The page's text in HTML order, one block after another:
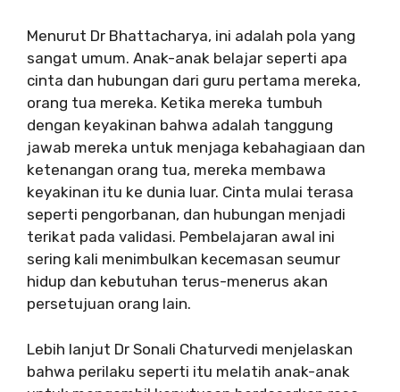
Menurut Dr Bhattacharya, ini adalah pola yang
sangat umum. Anak-anak belajar seperti apa
cinta dan hubungan dari guru pertama mereka,
orang tua mereka. Ketika mereka tumbuh
dengan keyakinan bahwa adalah tanggung
jawab mereka untuk menjaga kebahagiaan dan
ketenangan orang tua, mereka membawa
keyakinan itu ke dunia luar. Cinta mulai terasa
seperti pengorbanan, dan hubungan menjadi
terikat pada validasi. Pembelajaran awal ini
sering kali menimbulkan kecemasan seumur
hidup dan kebutuhan terus-menerus akan
persetujuan orang lain.
Lebih lanjut Dr Sonali Chaturvedi menjelaskan
bahwa perilaku seperti itu melatih anak-anak